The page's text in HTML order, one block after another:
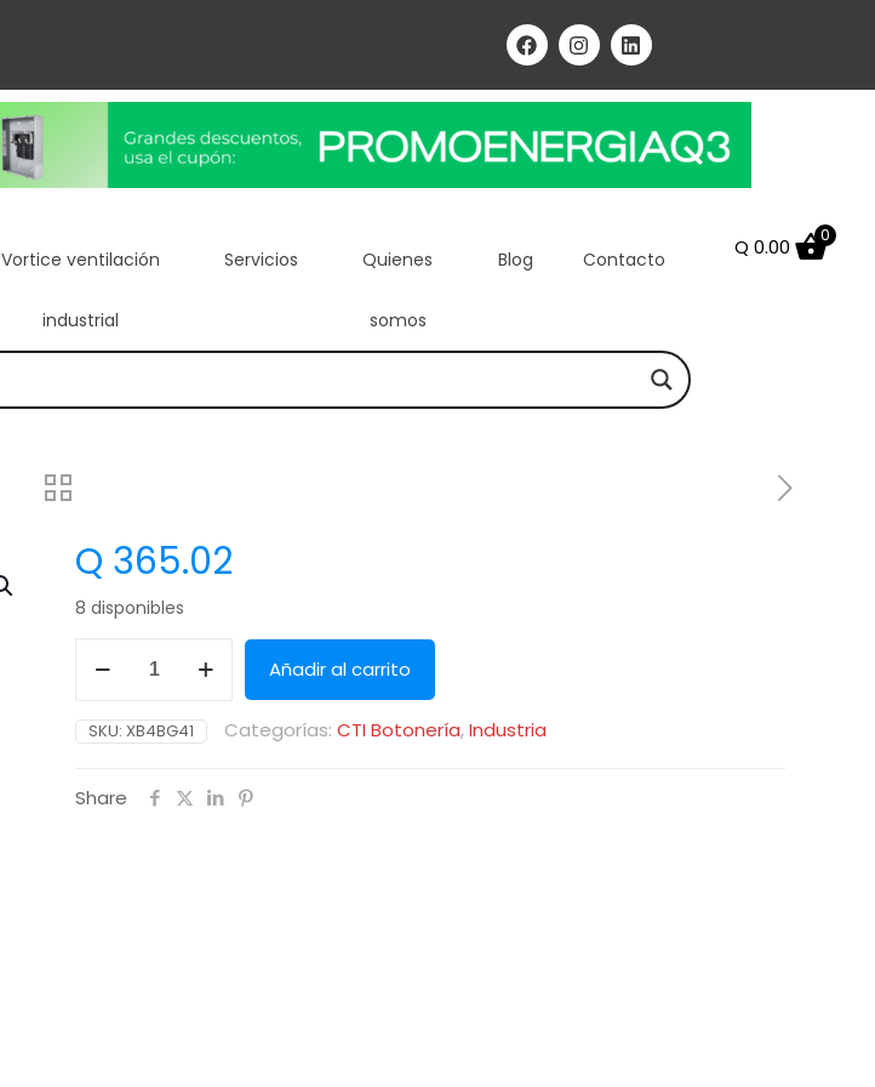
Vortice ventilación
industrial
Servicios Quienes
somos
Blog Contacto Q 0.00 0
Q 365.02
8 disponibles
Añadir al carrito
SKU: XB4BG41 Categorías: CTI Botonería,Industria
Share